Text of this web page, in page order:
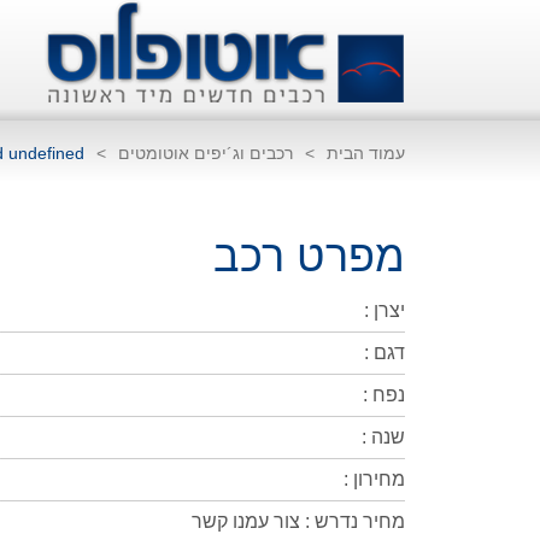
עמוד הבית > רכבים וג´יפים אוטומטים >
undefined
מפרט רכב
יצרן :
דגם :
נפח :
שנה :
מחירון :
מחיר נדרש : צור עמנו קשר